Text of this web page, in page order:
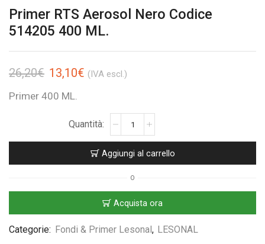
Primer RTS Aerosol Nero Codice
514205 400 ML.
26,20€ 13,10€ (IVA escl.)
Primer 400 ML.
Aggiungi al carrello
O
Acquista ora
Categorie: Fondi & Primer Lesonal, LESONAL